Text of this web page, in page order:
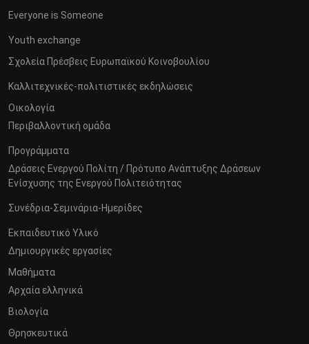
Everyone is Someone
Youth exchange
Σχολεία Πρέσβεις Ευρωπαϊκού Κοινοβουλίου
Καλλιτεχνικές-πολιτιστικές εκδηλώσεις
Οικολογία
Περιβαλλοντική ομάδα
Προγράμματα
Δράσεις Ενεργού Πολίτη / Πρότυπο Ανάπτυξης Δράσεων
Ενίσχυσης της Ενεργού Πολιτειότητας
Συνέδρια-Σεμινάρια-Ημερίδες
Εκπαιδευτικό Υλικό
Δημιουργικές εργασίες
Μαθήματα
Αρχαία ελληνικά
Βιολογία
Θρησκευτικά